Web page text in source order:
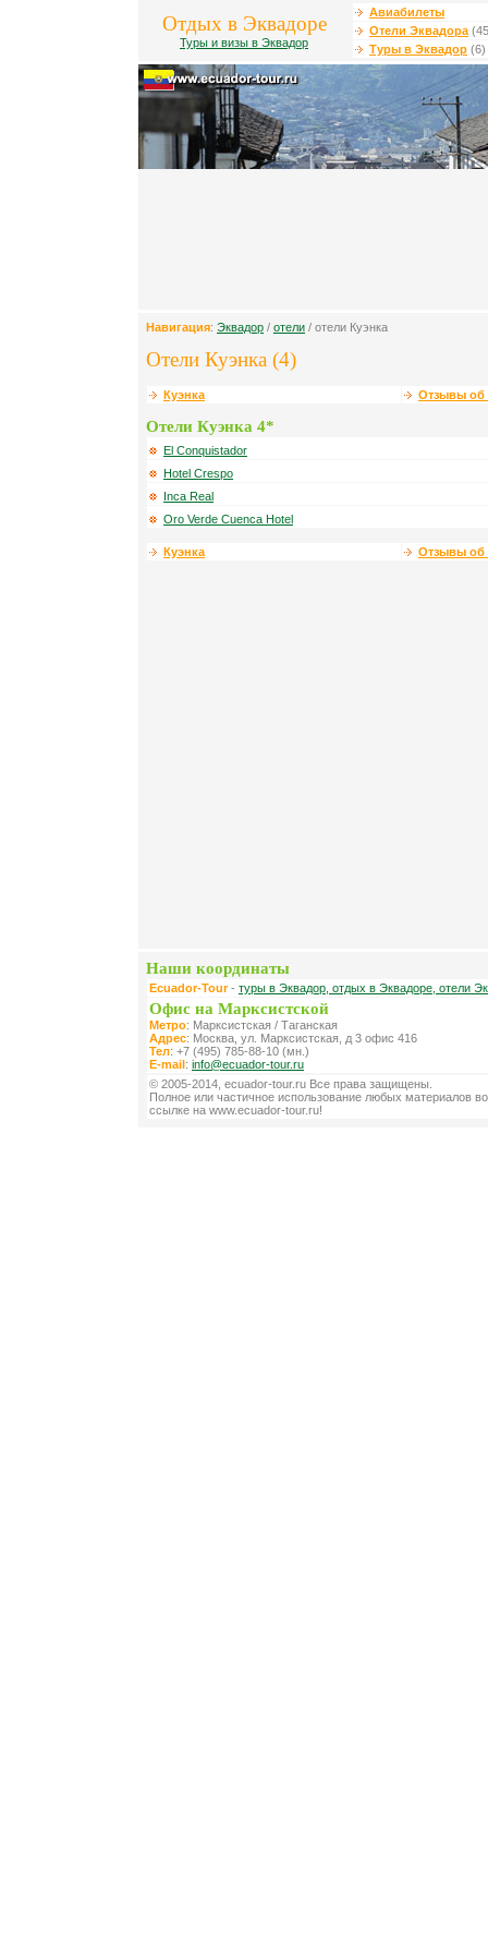
Отдых в Эквадоре
Туры и визы в Эквадор
Авиабилеты
Отели Эквадора
Туры в Эквадор (6)
Навигация: Эквадор / отели / отели Куэнка
Отели Куэнка (4)
Куэнка Отзывы об
Отели Куэнка 4*
El Conquistador
Hotel Crespo
Inca Real
Oro Verde Cuenca Hotel
Куэнка Отзывы об
Наши координаты
Ecuador-Tour- туры в Эквадор, отдых в Эквадоре, отели
Офис на Марксистской
Метро: Марксистская / Таганская
Адрес: Москва, ул. Марксистская, д 3 офис 416
Тел: +7 (495) 785-88-10 (мн.)
E-mail: info@ecuador-tour.ru
© 2005-2014, ecuador-tour.ru Все права защищены.
Полное или частичное использование любых материалов
ссылке на www.ecuador-tour.ru!